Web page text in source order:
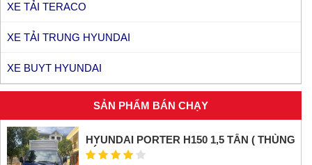
XE TẢI TERACO
XE TẢI TRUNG HYUNDAI
XE BUYT HYUNDAI
SẢN PHẨM BÁN CHẠY
HYUNDAI PORTER H150 1,5 TẤN ( THÙNG
KÍN INOX)